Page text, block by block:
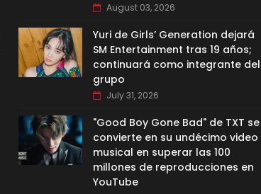
August 03, 2026
Yuri de Girls’ Generation dejará
SM Entertainment tras 19 años;
continuará como integrante del
grupo
July 31, 2026
"Good Boy Gone Bad" de TXT se
convierte en su undécimo video
musical en superar las 100
millones de reproducciones en
YouTube